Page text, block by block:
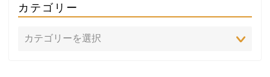
カテゴリー